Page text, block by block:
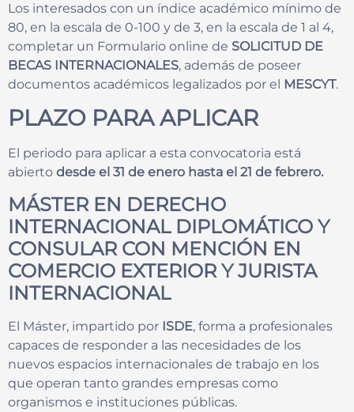
Los interesados con un índice académico mínimo de
80, en la escala de 0-100 y de 3, en la escala de 1 al 4,
completar un Formulario online de SOLICITUD DE
BECAS INTERNACIONALES, además de poseer
documentos académicos legalizados por el MESCYT.
PLAZO PARA APLICAR
El periodo para aplicar a esta convocatoria está
abierto desde el 31 de enero hasta el 21 de febrero.
MÁSTER EN DERECHO
INTERNACIONAL DIPLOMÁTICO Y
CONSULAR CON MENCIÓN EN
COMERCIO EXTERIOR Y JURISTA
INTERNACIONAL
El Máster, impartido por ISDE, forma a profesionales
capaces de responder a las necesidades de los
nuevos espacios internacionales de trabajo en los
que operan tanto grandes empresas como
organismos e instituciones públicas.